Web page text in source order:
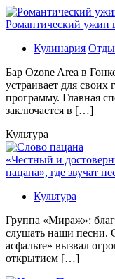
Романтический ужин
Кулинария
Бaр Ozone Area в
устраивает для
программу. Главная
заключается в […]
Культура
«Честный и
пацана», где звучат
Культура
Группа «Мираж»:
слушать наши песни.
асфальте» вызвал
открытием […]